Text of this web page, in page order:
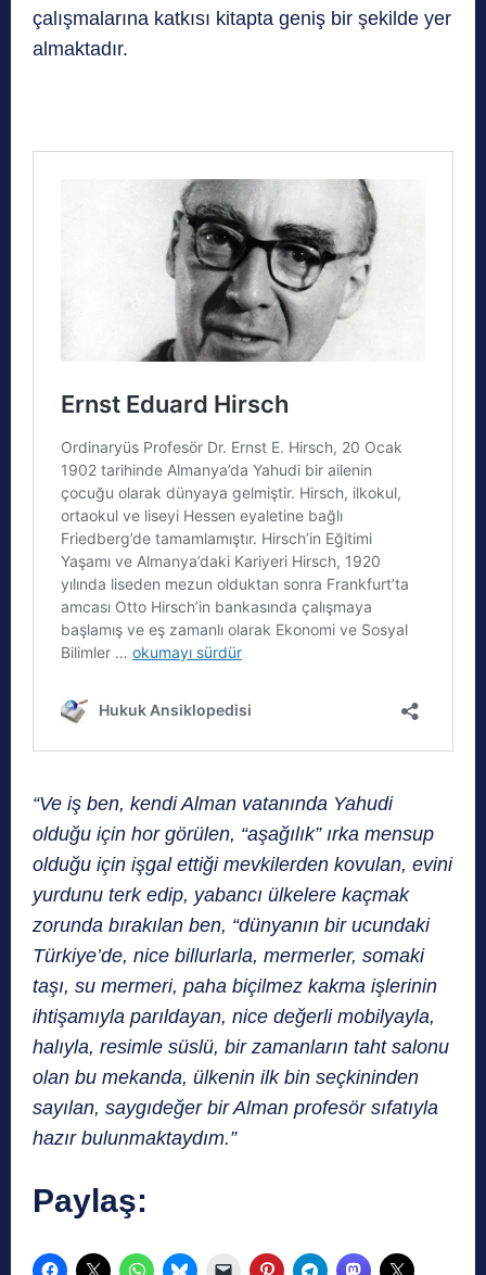
çalışmalarına katkısı kitapta geniş bir şekilde yer
almaktadır.
“Ve iş ben, kendi Alman vatanında Yahudi
olduğu için hor görülen, “aşağılık” ırka mensup
olduğu için işgal ettiği mevkilerden kovulan, evini
yurdunu terk edip, yabancı ülkelere kaçmak
zorunda bırakılan ben, “dünyanın bir ucundaki
Türkiye’de, nice billurlarla, mermerler, somaki
taşı, su mermeri, paha biçilmez kakma işlerinin
ihtişamıyla parıldayan, nice değerli mobilyayla,
halıyla, resimle süslü, bir zamanların taht salonu
olan bu mekanda, ülkenin ilk bin seçkininden
sayılan, saygıdeğer bir Alman profesör sıfatıyla
hazır bulunmaktaydım.”
Paylaş: